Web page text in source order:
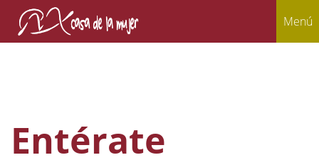
Menú
Entérate